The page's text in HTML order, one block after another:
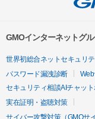
GMOインターネットグ
世界初総合ネットセキュリ
パスワード漏洩診断
セキュリティ相談AIチャット
実在証明・盗聴対策
サイバー攻撃対策（GMOサ